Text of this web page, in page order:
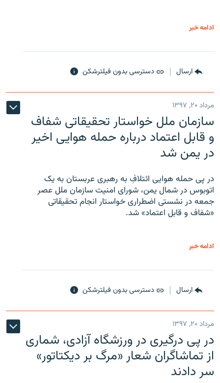
ادامه خبر
ارسال دسترسی بدون فیلترشکن
مرداد ۲۰, ۱۳۹۷
سازمان ملل خواستار تحقیقاتی شفاف
و قابل اعتماد درباره حمله هوایی اخیر
در یمن شد
در پی حمله هوایی ائتلافِ به رهبری عربستان به یک
اتوبوس در شمال یمن، شورای امنیت سازمان ملل عصر
جمعه در نشستی اضطراری خواستار انجام تحقیقاتی
«شفاف و قابل اعتماد» شد.
ادامه خبر
ارسال دسترسی بدون فیلترشکن
مرداد ۲۰, ۱۳۹۷
در پی درگیری در ورزشگاه آزادی، شماری
از تماشاگران شعار «مرگ بر دیکتاتور»
سر دادند